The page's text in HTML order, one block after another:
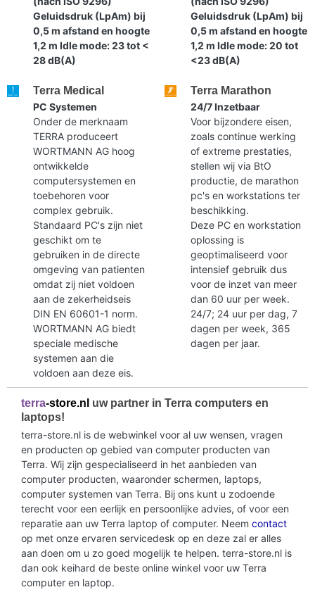
Geluidsdruk (LpAm) bij
0,5 m afstand en hoogte
1,2 m Idle mode: 23 tot <
28 dB(A)
Geluidsdruk (LpAm) bij
0,5 m afstand en hoogte
1,2 m Idle mode: 20 tot
<23 dB(A)
Terra Medical
PC Systemen
Onder de merknaam
TERRA produceert
WORTMANN AG hoog
ontwikkelde
computersystemen en
toebehoren voor
complex gebruik.
Standaard PC's zijn niet
geschikt om te
gebruiken in de directe
omgeving van patienten
omdat zij niet voldoen
aan de zekerheidseis
DIN EN 60601-1 norm.
WORTMANN AG biedt
speciale medische
systemen aan die
voldoen aan deze eis.
Terra Marathon
24/7 Inzetbaar
Voor bijzondere eisen,
zoals continue werking
of extreme prestaties,
stellen wij via BtO
productie, de marathon
pc's en workstations ter
beschikking.
Deze PC en workstation
oplossing is
geoptimaliseerd voor
intensief gebruik dus
voor de inzet van meer
dan 60 uur per week.
24/7; 24 uur per dag, 7
dagen per week, 365
dagen per jaar.
terra-store.nl uw partner in Terra computers en
laptops!
terra-store.nl is de webwinkel voor al uw wensen, vragen
en producten op gebied van computer producten van
Terra. Wij zijn gespecialiseerd in het aanbieden van
computer producten, waaronder schermen, laptops,
computer systemen van Terra. Bij ons kunt u zodoende
terecht voor een eerlijk en persoonlijke advies, of voor een
reparatie aan uw Terra laptop of computer. Neem contact
op met onze ervaren servicedesk op en deze zal er alles
aan doen om u zo goed mogelijk te helpen. terra-store.nl is
dan ook keihard de beste online winkel voor uw Terra
computer en laptop.